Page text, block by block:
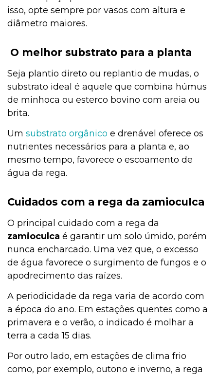
isso, opte sempre por vasos com altura e
diâmetro maiores.
O melhor substrato para a planta
Seja plantio direto ou replantio de mudas, o
substrato ideal é aquele que combina húmus
de minhoca ou esterco bovino com areia ou
brita.
Um substrato orgânico e drenável oferece os
nutrientes necessários para a planta e, ao
mesmo tempo, favorece o escoamento de
água da rega.
Cuidados com a rega da zamioculca
O principal cuidado com a rega da
zamioculca é garantir um solo úmido, porém
nunca encharcado. Uma vez que, o excesso
de água favorece o surgimento de fungos e o
apodrecimento das raízes.
A periodicidade da rega varia de acordo com
a época do ano. Em estações quentes como a
primavera e o verão, o indicado é molhar a
terra a cada 15 dias.
Por outro lado, em estações de clima frio
como, por exemplo, outono e inverno, a rega